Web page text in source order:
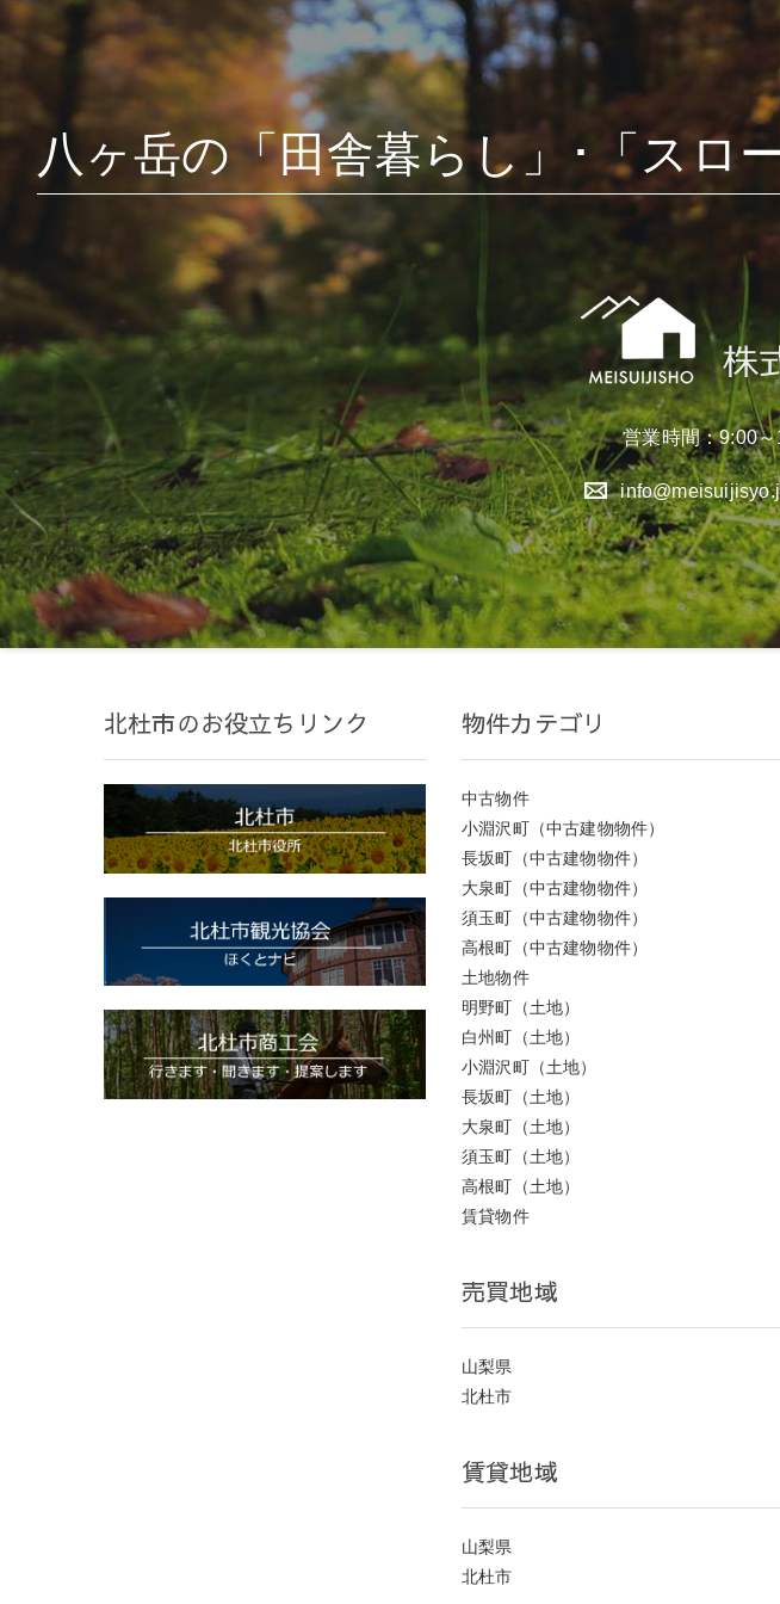
送
り
八ヶ岳の「田舎暮らし」･「スロ
営業時間：9:00
北杜市のお役立ちリンク 物件カテゴリ
中古物件
小淵沢町（中古建物物件）
長坂町（中古建物物件）
大泉町（中古建物物件）
須玉町（中古建物物件）
高根町（中古建物物件）
土地物件
明野町（土地）
白州町（土地）
小淵沢町（土地）
長坂町（土地）
大泉町（土地）
須玉町（土地）
高根町（土地）
賃貸物件
売買地域
山梨県
北杜市
賃貸地域
山梨県
北杜市